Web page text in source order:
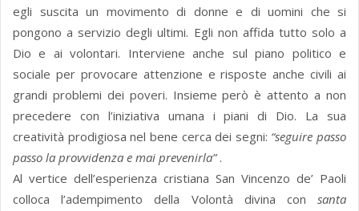
egli suscita un movimento di donne e di uomini che si
pongono a servizio degli ultimi. Egli non affida tutto solo a
Dio e ai volontari. Interviene anche sul piano politico e
sociale per provocare attenzione e risposte anche civili ai
grandi problemi dei poveri. Insieme però è attento a non
precedere con l’iniziativa umana i piani di Dio. La sua
creatività prodigiosa nel bene cerca dei segni: “seguire passo
passo la provvidenza e mai prevenirla”.
Al vertice dell’esperienza cristiana San Vincenzo de’ Paoli
colloca l’adempimento della Volontà divina con santa